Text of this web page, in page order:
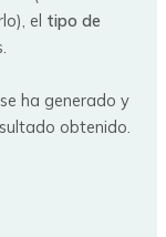
el tipo de
ha generado y
obtenido.